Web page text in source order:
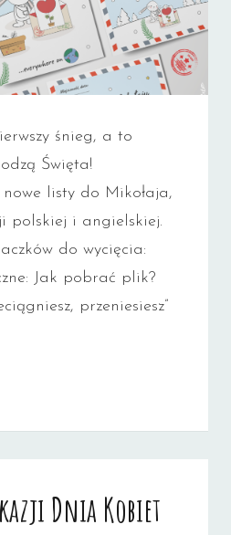
śnieg, a to
Święta!
listy do Mikołaja,
polskiej i angielskiej.
do wycięcia:
Jak pobrać plik?
przeniesiesz”
Dnia Kobiet